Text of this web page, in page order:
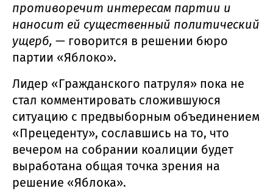
противоречит интересам партии и
наносит ей существенный политический
ущерб, — говорится в решении бюро
партии «Яблоко».
Лидер «Гражданского патруля» пока не
стал комментировать сложившуюся
ситуацию с предвыборным объединением
«Прецеденту», сославшись на то, что
вечером на собрании коалиции будет
выработана общая точка зрения на
решение «Яблока».